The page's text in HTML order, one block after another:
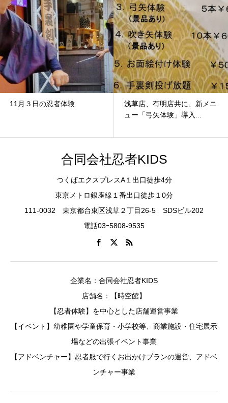
11月３日の忍者体験
浅草店、有明店共に、新メニ
ュー「弓矢体験」導入...
合同会社忍者KIDS
つくばエクスプレスA１出口徒歩4分
東京メトロ銀座線１番出口徒歩１0分
111-0032 東京都台東区浅草２丁目26-5 SDSビル202
電話03ｰ5808-9535
企業名：合同会社忍者KIDS
店舗名：【時空館】
【忍者体験】を中心とした店舗運営事業
【イベント】幼稚園や学童保育・小学校等、商業施設・住宅展示
場などの出張イベント事業
【アドベンチャー】忍者服で行くお出かけプランの運営、アドベ
ンチャー事業